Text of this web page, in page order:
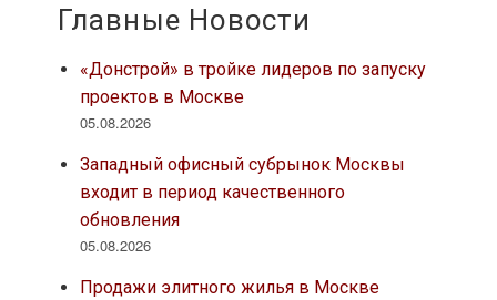
Главные Новости
«Донстрой» в тройке лидеров по запуску
проектов в Москве
05.08.2026
Западный офисный субрынок Москвы
входит в период качественного
обновления
05.08.2026
Продажи элитного жилья в Москве